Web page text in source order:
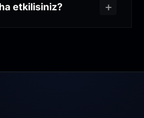
etkilisiniz?